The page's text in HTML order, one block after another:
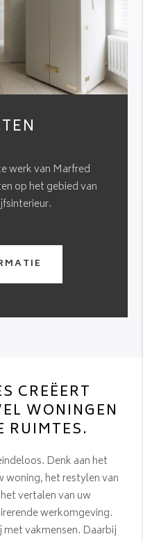
werk van Marfred
op het gebied van
CREËERT
WONINGEN
RUIMTES.
Denk aan het
woning, het restylen van
vertalen van uw
werkomgeving.
met vakmensen. Daarbij